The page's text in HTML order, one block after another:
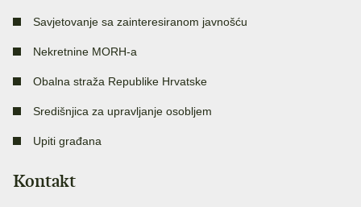
Savjetovanje sa zainteresiranom javnošću
Nekretnine MORH-a
Obalna straža Republike Hrvatske
Središnjica za upravljanje osobljem
Upiti građana
Kontakt